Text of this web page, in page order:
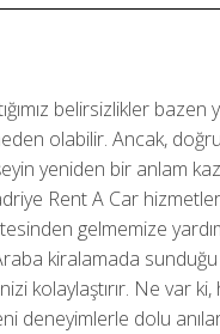
belirsizlikler bazen
olabilir. Ancak,
yeniden bir anlam
Rent A Car
gelmemize
kiralamada
kolaylaştırır. Ne var
deneyimlerle dolu